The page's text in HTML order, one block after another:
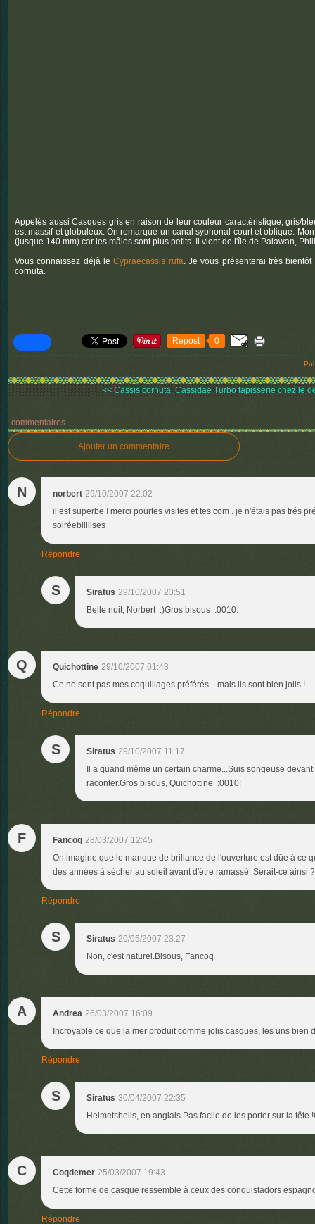
Appelés aussi Casques gris en raison de leur couleur caractéristique, gris/
est massif et globuleux. On remarque un canal syphonal court et oblique.
(jusque 140 mm) car les mâles sont plus petits. Il vient de l'île de Palawan,
Vous connaissez déjà leCypraecassis rufa. Je vous présenterai très
cornuta.
Repost 0
<< Cassis cornuta, Cassidae Turbo tapisserie chez le
commentaires
Ajouter un commentaire
N norbert 29/10/2007 22:02
il est superbe ! merci pourtes visites et tes com . je n'étais pas trés
soiréebiiiiises
Répondre
S Siratus 29/10/2007 23:51
Belle nuit, Norbert :)Gros bisous :0010:
Q Quichottine 29/10/2007 01:43
Ce ne sont pas mes coquillages préférés... mais ils sont bien jolis !
Répondre
S Siratus 29/10/2007 11:17
Il a quand même un certain charme...Suis songeuse
raconter.Gros bisous, Quichottine :0010:
F Fancoq 28/03/2007 12:45
On imagine que le manque de brillance de l'ouverture est dûe à ce
des années à sécher au soleil avant d'être ramassé. Serait-ce ainsi ?
Répondre
S Siratus 20/05/2007 23:27
Non, c'est naturel.Bisous, Fancoq
A Andrea 26/03/2007 16:09
Incroyable ce que la mer produit comme jolis casques, les uns bien
Répondre
S Siratus 30/04/2007 22:35
Helmetshells, en anglais.Pas facile de les porter sur la tête
C Coqdemer 25/03/2007 19:43
Cette forme de casque ressemble à ceux des conquistadors
Répondre